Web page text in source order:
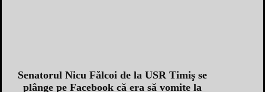
Senatorul Nicu Fălcoi de la USR Timiş se
plânge pe Facebook că era să vomite la